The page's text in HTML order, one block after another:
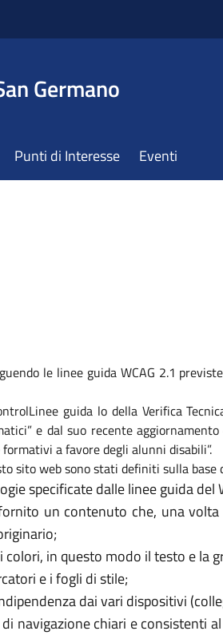
Germano
Punti di Interesse Eventi
le linee guida WCAG 2.1
guida lo della Verifica
e dal suo recente
a favore degli alunni disabili”.
sito web sono stati definiti sulla
specificate dalle linee guida del
un contenuto che, una
in questo modo il testo e la
e i fogli di stile;
dai vari dispositivi
navigazione chiari e consistenti